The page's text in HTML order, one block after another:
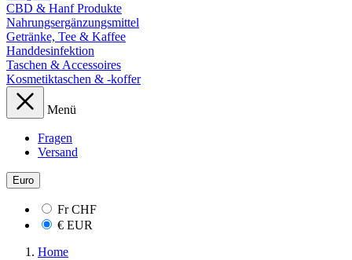
CBD & Hanf Produkte
Nahrungsergänzungsmittel
Getränke, Tee & Kaffee
Handdesinfektion
Taschen & Accessoires
Kosmetiktaschen & -koffer
Menü
Fragen
Versand
Euro
FrCHF
€ EUR
Home